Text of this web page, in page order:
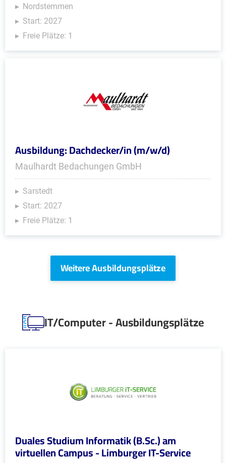
Nordstemmen
Start: 2027
Freie Plätze: 1
Ausbildung: Dachdecker/in (m/w/d)
Maulhardt Bedachungen GmbH
Sarstedt
Start: 2027
Freie Plätze: 1
Weitere Ausbildungsplätze
IT/Computer - Ausbildungsplätze
Duales Studium Informatik (B.Sc.) am
virtuellen Campus - Limburger IT-Service